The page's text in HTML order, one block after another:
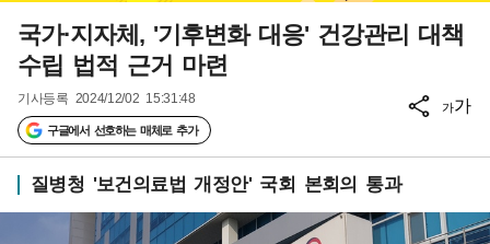
국가·지자체, '기후변화 대응' 건강관리 대책
수립 법적 근거 마련
기사등록 2024/12/02 15:31:48
구글에서 선호하는 매체로 추가
가가
질병청 '보건의료법 개정안' 국회 본회의 통과